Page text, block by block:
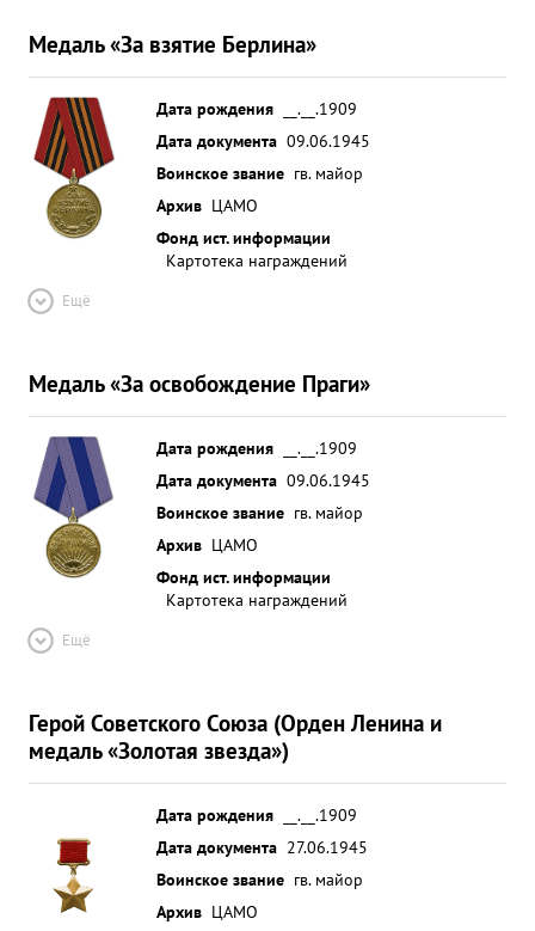
Медаль «За взятие Берлина»
Дата рождения
__.__.1909
Дата документа 09.06.1945
Воинское звание гв. майор
Архив ЦАМО
Фонд ист. информации
Картотека награждений
Ещё
Медаль «За освобождение Праги»
Дата рождения
__.__.1909
Дата документа 09.06.1945
Воинское звание гв. майор
Архив ЦАМО
Фонд ист. информации
Картотека награждений
Ещё
Герой Советского Союза (Орден Ленина и
медаль «Золотая звезда»)
Дата рождения
__.__.1909
Дата документа 27.06.1945
Воинское звание гв. майор
Архив ЦАМО